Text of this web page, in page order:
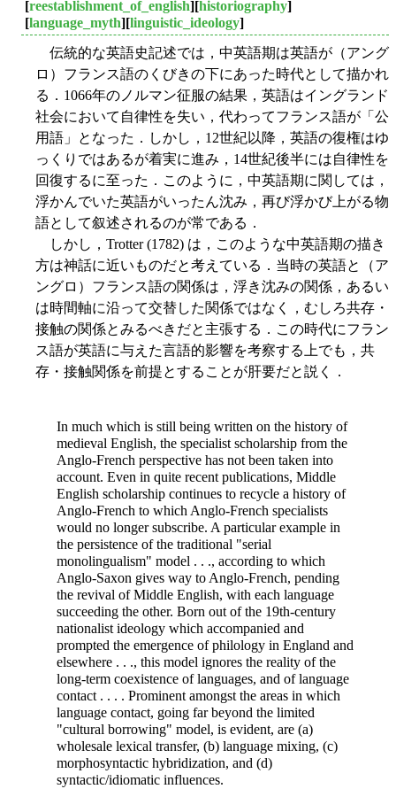
[reestablishment_of_english][historiography]
[language_myth][linguistic_ideology]
伝統的な英語史記述では，中英語期は英語が（アング
ロ）フランス語のくびきの下にあった時代として描かれ
る．1066年のノルマン征服の結果，英語はイングランド
社会において自律性を失い，代わってフランス語が「公
用語」となった．しかし，12世紀以降，英語の復権はゆ
っくりではあるが着実に進み，14世紀後半には自律性を
回復するに至った．このように，中英語期に関しては，
浮かんでいた英語がいったん沈み，再び浮かび上がる物
語として叙述されるのが常である．
しかし，Trotter (1782) は，このような中英語期の描き
方は神話に近いものだと考えている．当時の英語と（ア
ングロ）フランス語の関係は，浮き沈みの関係，あるい
は時間軸に沿って交替した関係ではなく，むしろ共存・
接触の関係とみるべきだと主張する．この時代にフラン
ス語が英語に与えた言語的影響を考察する上でも，共
存・接触関係を前提とすることが肝要だと説く．
In much which is still being written on the history of
medieval English, the specialist scholarship from the
Anglo-French perspective has not been taken into
account. Even in quite recent publications, Middle
English scholarship continues to recycle a history of
Anglo-French to which Anglo-French specialists
would no longer subscribe. A particular example in
the persistence of the traditional "serial
monolingualism" model . . ., according to which
Anglo-Saxon gives way to Anglo-French, pending
the revival of Middle English, with each language
succeeding the other. Born out of the 19th-century
nationalist ideology which accompanied and
prompted the emergence of philology in England and
elsewhere . . ., this model ignores the reality of the
long-term coexistence of languages, and of language
contact . . . . Prominent amongst the areas in which
language contact, going far beyond the limited
"cultural borrowing" model, is evident, are (a)
wholesale lexical transfer, (b) language mixing, (c)
morphosyntactic hybridization, and (d)
syntactic/idiomatic influences.